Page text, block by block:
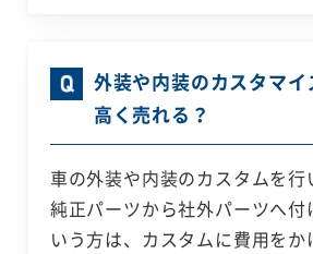
外装や内装のカスタマ
高く売れる？
車の外装や内装のカスタムを
純正パーツから社外パーツへ付
いう方は、カスタムに費用をか